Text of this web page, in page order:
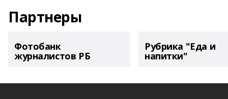
Партнеры
Фотобанк
журналистов РБ
Рубрика "Еда и
напитки"